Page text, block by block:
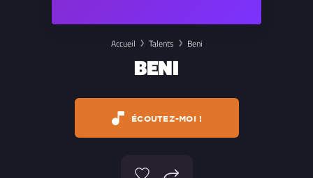
Accueil Talents Beni
BENI
ÉCOUTEZ-MOI !